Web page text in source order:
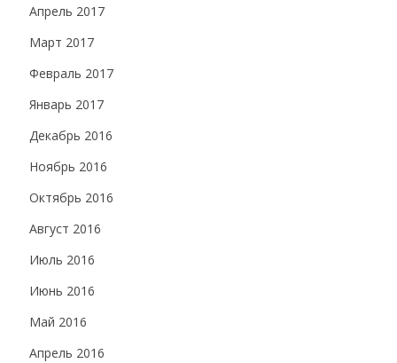
Апрель 2017
Март 2017
Февраль 2017
Январь 2017
Декабрь 2016
Ноябрь 2016
Октябрь 2016
Август 2016
Июль 2016
Июнь 2016
Май 2016
Апрель 2016